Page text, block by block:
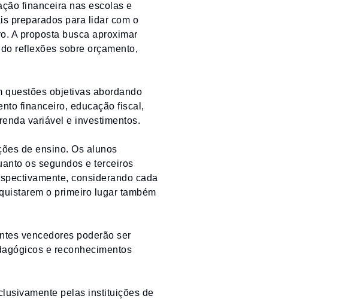
financeira nas escolas e
preparados para lidar com o
A proposta busca aproximar
reflexões sobre orçamento,
questões objetivas abordando
financeiro, educação fiscal,
variável e investimentos.
de ensino. Os alunos
os segundos e terceiros
considerando cada
o primeiro lugar também
vencedores poderão ser
e reconhecimentos
pelas instituições de